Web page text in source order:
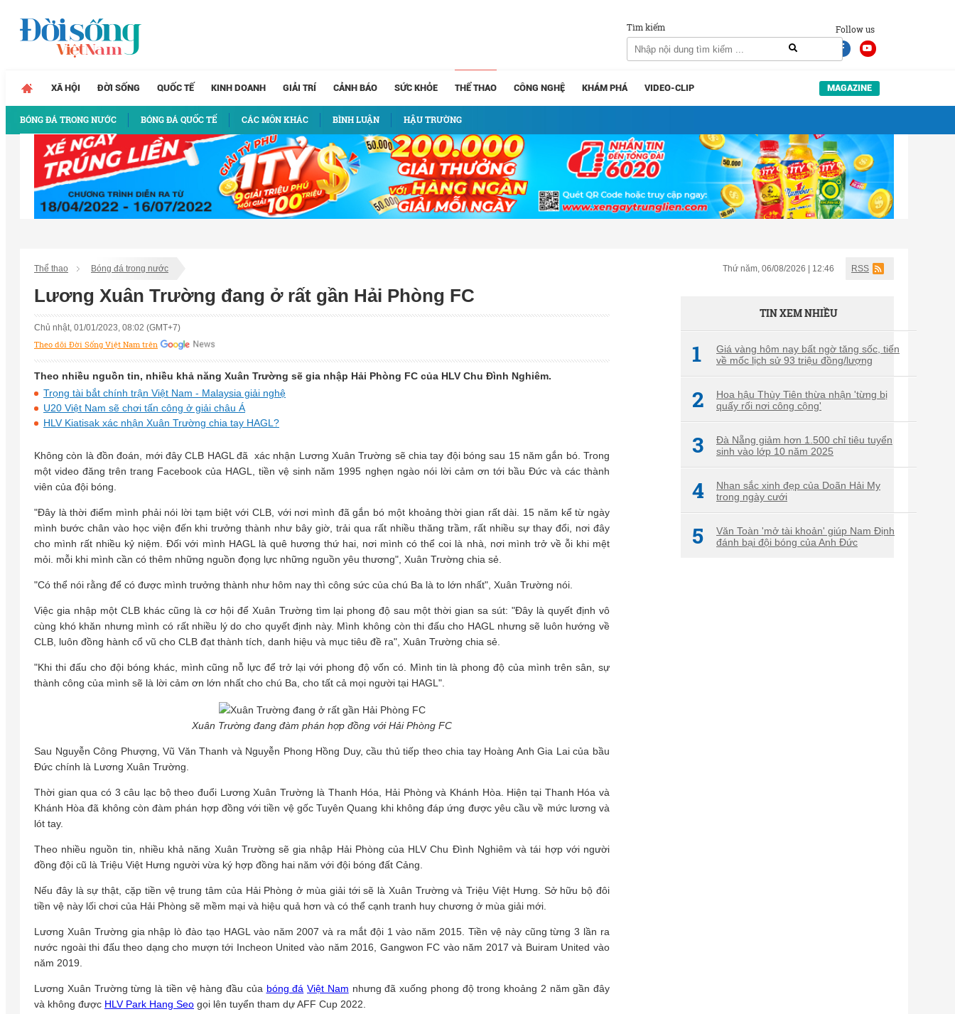
Follow us
Tìm kiếm
XÃ HỘI ĐỜI SỐNG QUỐC TẾ KINH DOANH GIẢI TRÍ CẢNH BÁO SỨC KHỎE THỂ THAO
BÓNG ĐÁ TRONG NƯỚC BÓNG ĐÁ QUỐC TẾ CÁC MÔN KHÁC BÌNH LUẬN HẬU TRƯỜNG
CÔNG NGHỆ KHÁM PHÁ VIDEO-CLIP MAGAZINE
Thể thao Bóng đá trong nước Thứ năm, 06/08/2026 | 12:46 RSS
Lương Xuân Trường đang ở rất gần Hải Phòng FC
Chủ nhật, 01/01/2023, 08:02 (GMT+7)
Theo dõi Đời Sống Việt Nam trên
Theo nhiều nguồn tin, nhiều khả năng Xuân Trường sẽ gia nhập Hải Phòng FC của HLV Chu Đình Nghiêm.
Trọng tài bắt chính trận Việt Nam - Malaysia giải nghệ
U20 Việt Nam sẽ chơi tấn công ở giải châu Á
HLV Kiatisak xác nhận Xuân Trường chia tay HAGL?
Không còn là đồn đoán, mới đây CLB HAGL đã xác nhận Lương Xuân Trường sẽ chia tay đội bóng sau 15 năm gắn bó. Trong
một video đăng trên trang Facebook của HAGL, tiền vệ sinh năm 1995 nghẹn ngào nói lời cảm ơn tới bầu Đức và các thành
viên của đội bóng.
"Đây là thời điểm mình phải nói lời tạm biệt với CLB, với nơi mình đã gắn bó một khoảng thời gian rất dài. 15 năm kể từ ngày
mình bước chân vào học viện đến khi trưởng thành như bây giờ, trải qua rất nhiều thăng trầm, rất nhiều sự thay đổi, nơi đây
cho mình rất nhiều kỷ niệm. Đối với mình HAGL là quê hương thứ hai, nơi mình có thể coi là nhà, nơi mình trở về ỗi khi mệt
mỏi. mỗi khi mình cần có thêm những nguồn đọng lực những nguồn yêu thương", Xuân Trường chia sẻ.
"Có thể nói rằng để có được mình trưởng thành như hôm nay thì công sức của chú Ba là to lớn nhất", Xuân Trường nói.
Việc gia nhập một CLB khác cũng là cơ hội để Xuân Trường tìm lại phong độ sau một thời gian sa sút: "Đây là quyết định vô
cùng khó khăn nhưng mình có rất nhiều lý do cho quyết định này. Mình không còn thi đấu cho HAGL nhưng sẽ luôn hướng về
CLB, luôn đồng hành cổ vũ cho CLB đạt thành tích, danh hiệu và mục tiêu đề ra", Xuân Trường chia sẻ.
"Khi thi đấu cho đội bóng khác, mình cũng nỗ lực để trở lại với phong độ vốn có. Mình tin là phong độ của mình trên sân, sự
thành công của mình sẽ là lời cảm ơn lớn nhất cho chú Ba, cho tất cả mọi người tại HAGL".
Xuân Trường đang đàm phán hợp đồng với Hải Phòng FC
Sau Nguyễn Công Phượng, Vũ Văn Thanh và Nguyễn Phong Hồng Duy, cầu thủ tiếp theo chia tay Hoàng Anh Gia Lai của bầu
Đức chính là Lương Xuân Trường.
Thời gian qua có 3 câu lạc bộ theo đuổi Lương Xuân Trường là Thanh Hóa, Hải Phòng và Khánh Hòa. Hiện tại Thanh Hóa và
Khánh Hòa đã không còn đàm phán hợp đồng với tiền vệ gốc Tuyên Quang khi không đáp ứng được yêu cầu về mức lương và
lót tay.
Theo nhiều nguồn tin, nhiều khả năng Xuân Trường sẽ gia nhập Hải Phòng của HLV Chu Đình Nghiêm và tái hợp với người
đồng đội cũ là Triệu Việt Hưng người vừa ký hợp đồng hai năm với đội bóng đất Cảng.
Nếu đây là sự thật, cặp tiền vệ trung tâm của Hải Phòng ở mùa giải tới sẽ là Xuân Trường và Triệu Việt Hưng. Sở hữu bộ đôi
tiền vệ này lối chơi của Hải Phòng sẽ mềm mại và hiệu quả hơn và có thể cạnh tranh huy chương ở mùa giải mới.
Lương Xuân Trường gia nhập lò đào tạo HAGL vào năm 2007 và ra mắt đội 1 vào năm 2015. Tiền vệ này cũng từng 3 lần ra
nước ngoài thi đấu theo dạng cho mượn tới Incheon United vào năm 2016, Gangwon FC vào năm 2017 và Buiram United vào
năm 2019.
Lương Xuân Trường từng là tiền vệ hàng đầu của bóng đá Việt Nam nhưng đã xuống phong độ trong khoảng 2 năm gần đây
và không được HLV Park Hang Seo gọi lên tuyển tham dự AFF Cup 2022.
TIN XEM NHIỀU
1
Giá vàng hôm nay bất ngờ tăng sốc, tiến
về mốc lịch sử 93 triệu đồng/lượng
2
Hoa hậu Thùy Tiên thừa nhận 'từng bị
quấy rối nơi công cộng'
3
Đà Nẵng giảm hơn 1.500 chỉ tiêu tuyển
sinh vào lớp 10 năm 2025
4
Nhan sắc xinh đẹp của Doãn Hải My
trong ngày cưới
5
Văn Toàn 'mở tài khoản' giúp Nam Định
đánh bại đội bóng của Anh Đức